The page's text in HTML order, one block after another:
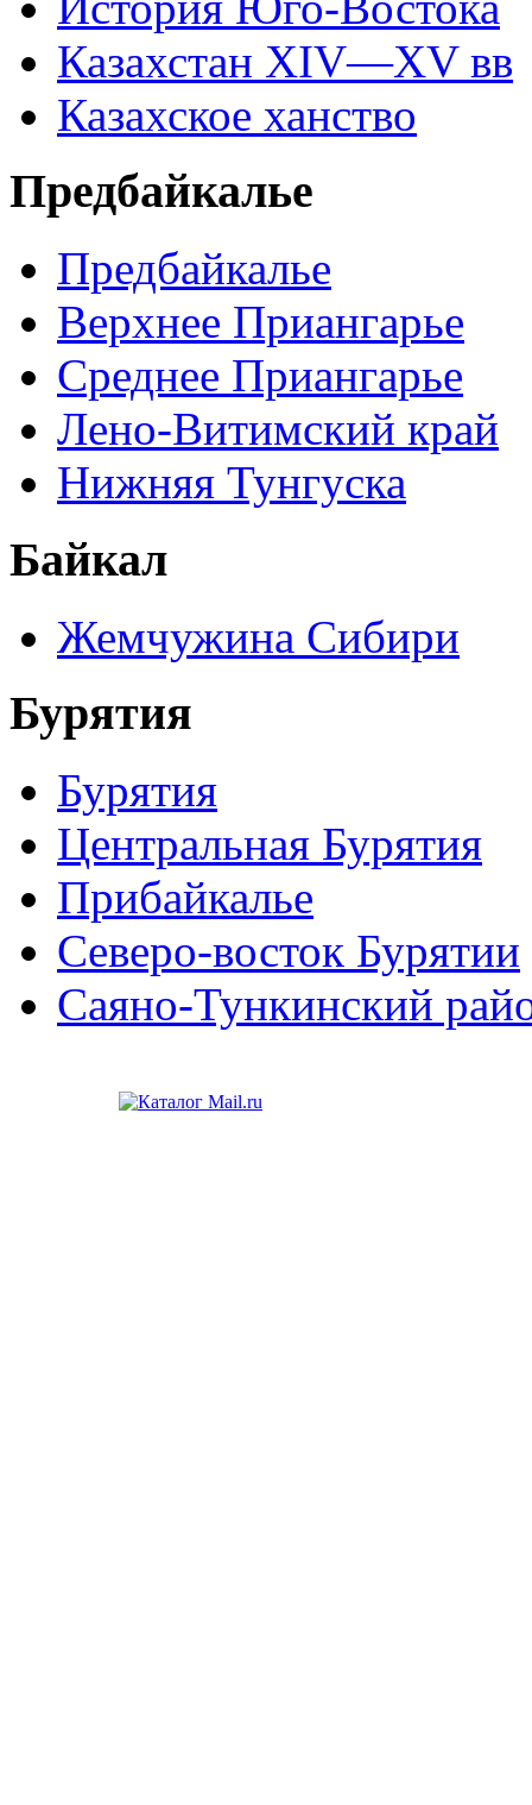
Казахстан XIV—XV вв
Казахское ханство
Предбайкалье
Предбайкалье
Верхнее Приангарье
Среднее Приангарье
Лено-Витимский край
Нижняя Тунгуска
Байкал
Жемчужина Сибири
Бурятия
Бурятия
Центральная Бурятия
Прибайкалье
Северо-восток Бурятии
Саяно-Тункинский